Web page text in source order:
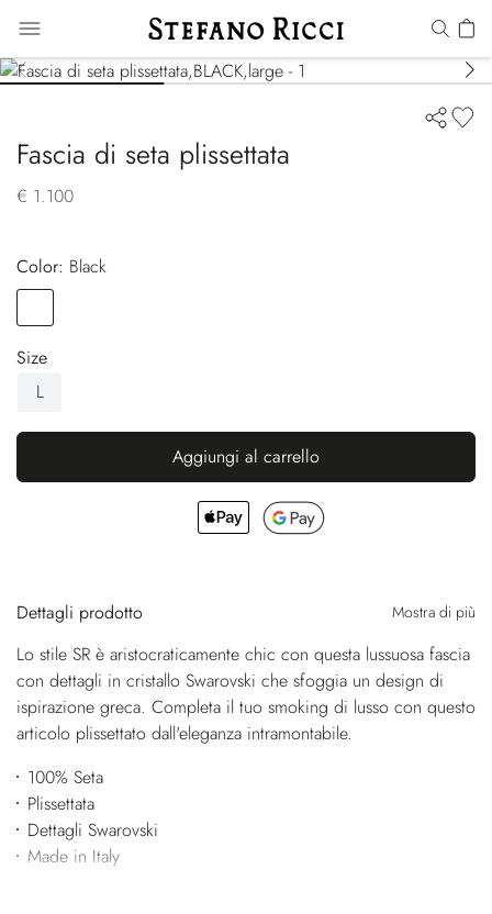
Fascia di seta plissettata
€ 1.100
Color:
black
Size
L
Aggiungi al carrello
Dettagli prodotto Mostra di più
Lo stile SR è aristocraticamente chic con questa lussuosa fascia
con dettagli in cristallo Swarovski che sfoggia un design di
ispirazione greca. Completa il tuo smoking di lusso con questo
articolo plissettato dall'eleganza intramontabile.
100% Seta
Plissettata
Dettagli Swarovski
Made in Italy